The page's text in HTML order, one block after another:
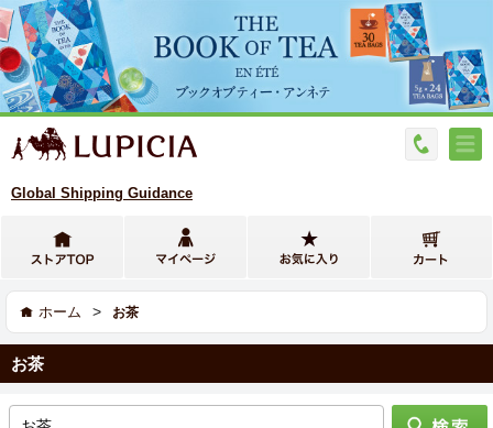
Global Shipping Guidance
ホーム > お茶
お茶